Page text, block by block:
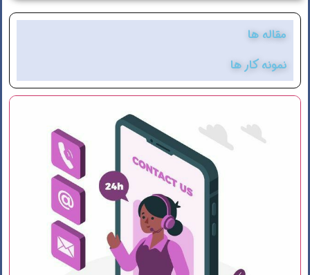
مقاله ها
نمونه کار ها